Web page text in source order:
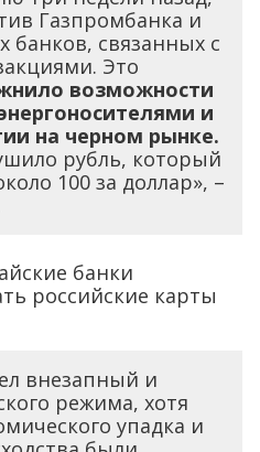
Газпромбанка и
банков, связанных с
Это
возможности
и
на черном рынке.
рубль, который
100 за доллар», –
банки
российские карты
внезапный и
режима, хотя
упадка и